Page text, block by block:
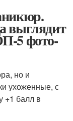
выглядит
5 фото-
но и
ухоженные, с
+1 балл в